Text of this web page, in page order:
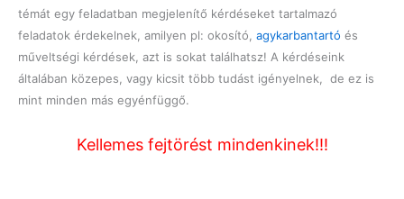
témát egy feladatban megjelenítő kérdéseket tartalmazó
feladatok érdekelnek, amilyen pl: okosító, agykarbantartó és
műveltségi kérdések, azt is sokat találhatsz! A kérdéseink
általában közepes, vagy kicsit több tudást igényelnek, de ez is
mint minden más egyénfüggő.
Kellemes fejtörést mindenkinek!!!